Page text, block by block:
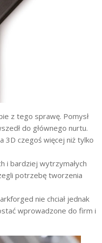
z tego sprawę. Pomysł
do głównego nurtu.
3D czegoś więcej niż tylko
i bardziej wytrzymałych
potrzebę tworzenia
nie chciał jednak
wprowadzone do firm i